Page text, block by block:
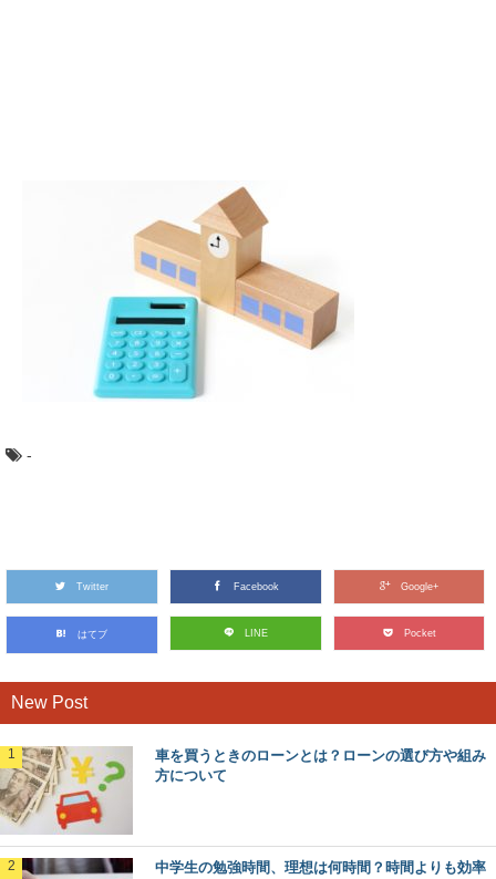
彼氏が怒るとキレて物に当たる。彼との行く
末について
彼氏が怒るとキレて物に当たる。 こういうことをされる
と『私が悪かった』と思わされることもありま...
テスト前日なのに勉強にやる気が出ない人に
試してほしい方法
テスト前日なのに、全然勉強のやる気が出ない。 そんな
自転車のブレーキの音鳴りの原因とその対処
法について徹底解説
お風呂に入らないのは何日が限界か調査して
みました！
-
Twitter Facebook Google+
はてブ LINE Pocket
New Post
車を買うときのローンとは？ローンの選び方や組み
方について
中学生の勉強時間、理想は何時間？時間よりも効率